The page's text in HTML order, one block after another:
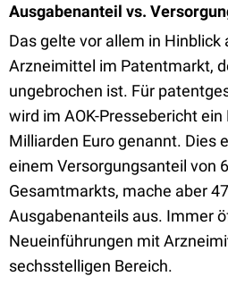
Ausgabenanteil vs.
Das gelte vor allem in Hinblick
Arzneimittel im Patentmarkt,
ungebrochen ist. Für
wird im AOK-Pressebericht
Milliarden Euro genannt. Dies
einem Versorgungsanteil von
Gesamtmarkts, mache aber
Ausgabenanteils aus. Immer
Neueinführungen mit
sechsstelligen Bereich.